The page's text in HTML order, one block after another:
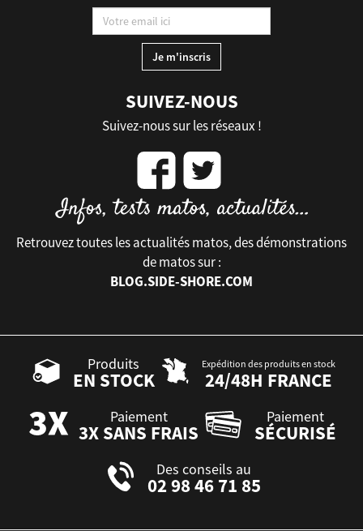
SUIVEZ-NOUS
Suivez-nous sur les réseaux !
Retrouvez toutes les actualités matos, des démonstrations
de matos sur :
BLOG.SIDE-SHORE.COM
Produits
EN STOCK
Expédition des produits en stock
24/48H FRANCE
Paiement
3X SANS FRAIS
Paiement
SÉCURISÉ
Des conseils au
02 98 46 71 85